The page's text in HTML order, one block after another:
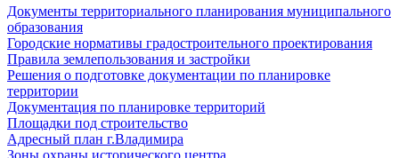
Документы территориального планирования муниципального
образования
Городские нормативы градостроительного проектирования
Правила землепользования и застройки
Решения о подготовке документации по планировке
территории
Документация по планировке территорий
Площадки под строительство
Адресный план г.Владимира
Зоны охраны исторического центра